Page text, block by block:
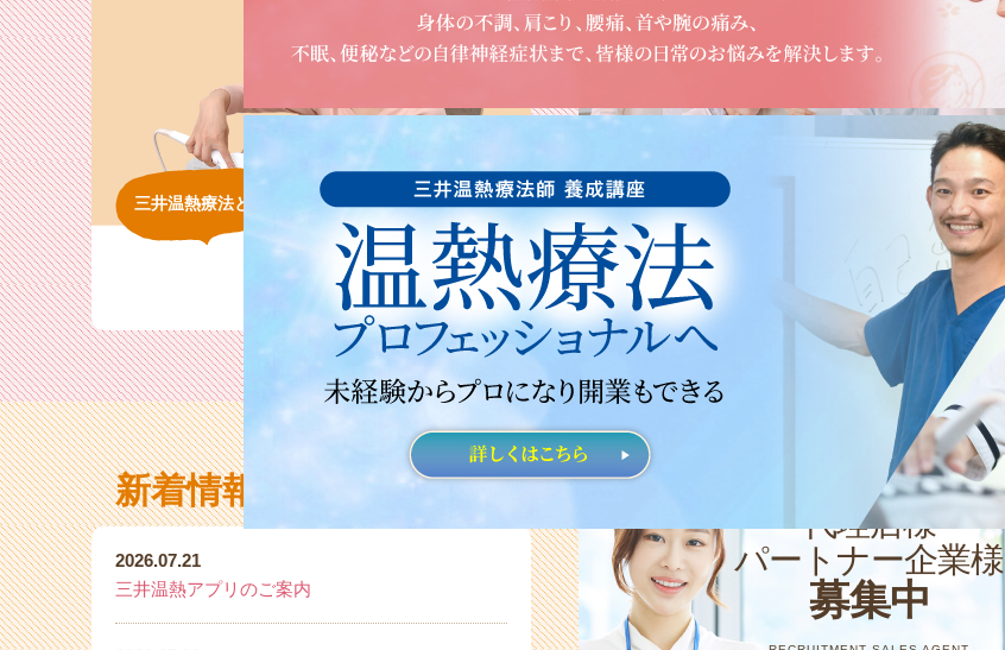
三井温熱療法とは
知る
講座のご案内
学ぶ
新着情報
2026.07.21
三井温熱アプリのご案内
代理店様
パートナー企業様
募集中